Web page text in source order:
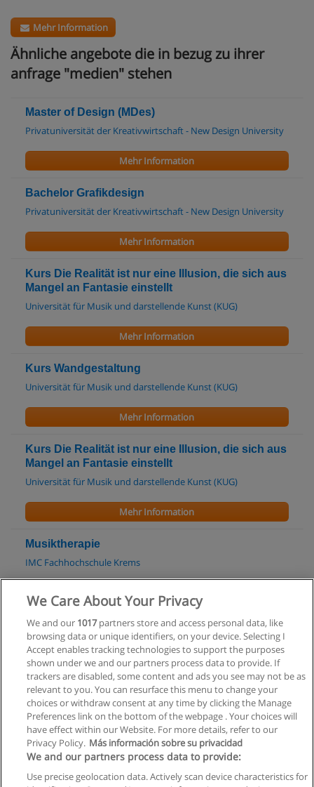
Mehr Information
Ähnliche angebote die in bezug zu ihrer
anfrage "medien" stehen
Master of Design (MDes)
Privatuniversität der Kreativwirtschaft - New Design University
Mehr Information
Bachelor Grafikdesign
Privatuniversität der Kreativwirtschaft - New Design University
Mehr Information
Kurs Die Realität ist nur eine Illusion, die sich aus
Mangel an Fantasie einstellt
Universität für Musik und darstellende Kunst (KUG)
Mehr Information
Kurs Wandgestaltung
Universität für Musik und darstellende Kunst (KUG)
Mehr Information
Kurs Die Realität ist nur eine Illusion, die sich aus
Mangel an Fantasie einstellt
Universität für Musik und darstellende Kunst (KUG)
Mehr Information
Musiktherapie
IMC Fachhochschule Krems
Mehr Information
Kurs Animationen erstellen
E-Lisa Academy: E-Learning Netzwerk
Mehr Information
Allgemeinen geschäftsbedingungen
Datenschutzpolitik
We Care About Your Privacy
We and our 1017partners store and access personal data, like
browsing data or unique identifiers, on your device. Selecting I
Accept enables tracking technologies to support the purposes
shown under we and our partners process data to provide. If
trackers are disabled, some content and ads you see may not be as
relevant to you. You can resurface this menu to change your
choices or withdraw consent at any time by clicking the Manage
Preferences link on the bottom of the webpage . Your choices will
have effect within our Website. For more details, refer to our
Privacy Policy. Más información sobre su privacidad
We and our partners process data to provide:
Use precise geolocation data. Actively scan device characteristics for